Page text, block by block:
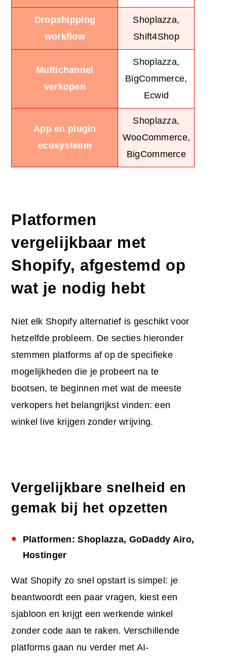
Dropshipping
workflow
Shoplazza,
Shift4Shop
Multichannel
verkopen
Shoplazza,
BigCommerce,
Ecwid
App en plugin
ecosysteem
Shoplazza,
WooCommerce,
BigCommerce
Platformen
vergelijkbaar met
Shopify, afgestemd op
wat je nodig hebt
Niet elk Shopify alternatief is geschikt voor
hetzelfde probleem. De secties hieronder
stemmen platforms af op de specifieke
mogelijkheden die je probeert na te
bootsen, te beginnen met wat de meeste
verkopers het belangrijkst vinden: een
winkel live krijgen zonder wrijving.
Vergelijkbare snelheid en
gemak bij het opzetten
Platformen: Shoplazza, GoDaddy Airo,
Hostinger
Wat Shopify zo snel opstart is simpel: je
beantwoordt een paar vragen, kiest een
sjabloon en krijgt een werkende winkel
zonder code aan te raken. Verschillende
platforms gaan nu verder met AI-